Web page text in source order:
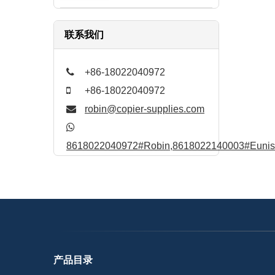
联系我们
+86-18022040972
+86-18022040972
robin@copier-supplies.com
产品目录